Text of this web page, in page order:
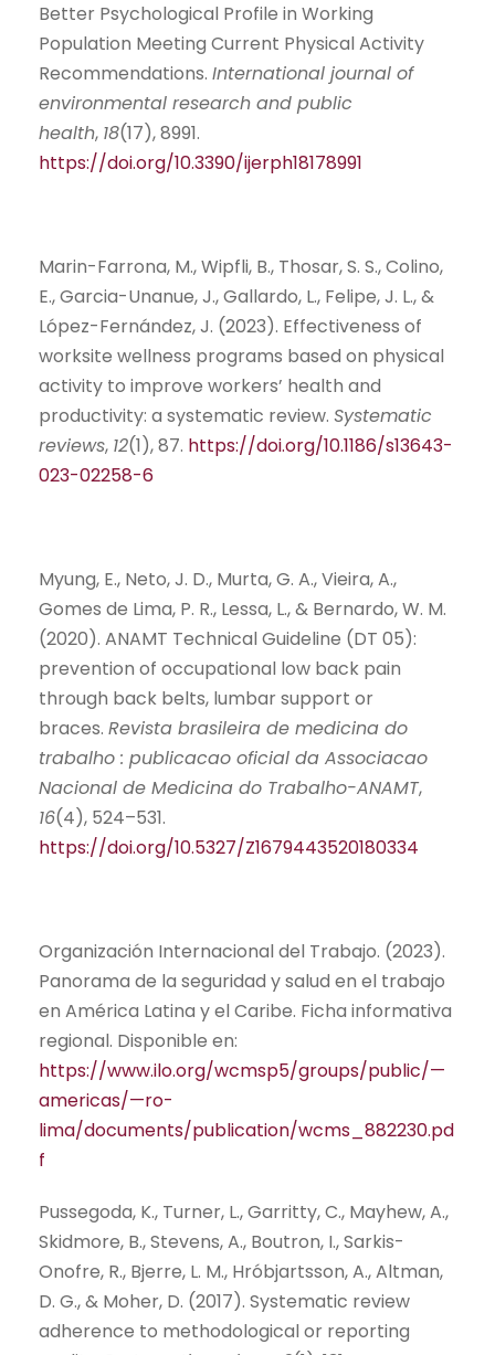
Better Psychological Profile in Working
Population Meeting Current Physical Activity
Recommendations. International journal of
environmental research and public
health, 18(17), 8991.
https://doi.org/10.3390/ijerph18178991
Marin-Farrona, M., Wipfli, B., Thosar, S. S., Colino,
E., Garcia-Unanue, J., Gallardo, L., Felipe, J. L., &
López-Fernández, J. (2023). Effectiveness of
worksite wellness programs based on physical
activity to improve workers’ health and
productivity: a systematic review. Systematic
reviews, 12(1), 87. https://doi.org/10.1186/s13643-
023-02258-6
Myung, E., Neto, J. D., Murta, G. A., Vieira, A.,
Gomes de Lima, P. R., Lessa, L., & Bernardo, W. M.
(2020). ANAMT Technical Guideline (DT 05):
prevention of occupational low back pain
through back belts, lumbar support or
braces. Revista brasileira de medicina do
trabalho : publicacao oficial da Associacao
Nacional de Medicina do Trabalho-ANAMT,
16(4), 524–531.
https://doi.org/10.5327/Z1679443520180334
Organización Internacional del Trabajo. (2023).
Panorama de la seguridad y salud en el trabajo
en América Latina y el Caribe. Ficha informativa
regional. Disponible en:
https://www.ilo.org/wcmsp5/groups/public/—
americas/—ro-
lima/documents/publication/wcms_882230.pd
f
Pussegoda, K., Turner, L., Garritty, C., Mayhew, A.,
Skidmore, B., Stevens, A., Boutron, I., Sarkis-
Onofre, R., Bjerre, L. M., Hróbjartsson, A., Altman,
D. G., & Moher, D. (2017). Systematic review
adherence to methodological or reporting